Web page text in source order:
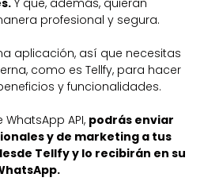
profesional y segura.
aplicación, así que necesitas
como es Tellfy, para hacer
y funcionalidades.
API, podrás enviar
y de marketing a tus
Tellfy y lo recibirán en su